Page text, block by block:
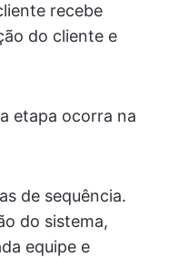
recebe
do cliente e
etapa ocorra na
de sequência.
do sistema,
equipe e